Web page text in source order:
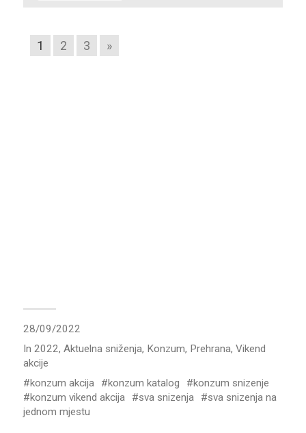
1 2 3 »
28/09/2022
In 2022, Aktuelna sniženja, Konzum, Prehrana, Vikend
akcije
konzum akcija
konzum katalog
konzum snizenje
konzum vikend akcija
sva snizenja
sva snizenja na
jednom mjestu